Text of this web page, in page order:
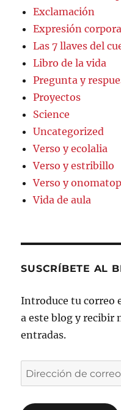
Exclamación
Expresión
Las 7 llaves del
Libro de la vida
Pregunta y
Proyectos
Science
Uncategorized
Verso y ecolalia
Verso y estribillo
Verso y
Vida de aula
SUSCRÍBETE AL
Introduce tu correo
a este blog y recibir
entradas.
Dirección
de
correo